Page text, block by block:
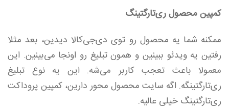
کمپین محصول ری‌تارگتینگ
ممکنه شما یه محصول رو توی دی‌جی‌کالا دیدین،‌ بعد مثلا
رفتین یه ویدئو ببینین و همون تبلیغ رو اونجا می‌بینین. این
معمولا باعث تعجب کاربر می‌شه. این یه نوع تبلیغ
ری‌تارگتینگه. اگه سایت محصول محور دارین، کمپین پروداکت
ری‌تارگتینگ خیلی عالیه.